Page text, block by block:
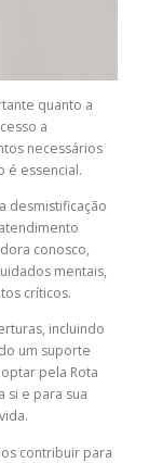
quanto a
a
necessários
é essencial.
desmistificação
conosco,
mentais,
críticos.
incluindo
um suporte
pela Rota
si e para sua
contribuir para